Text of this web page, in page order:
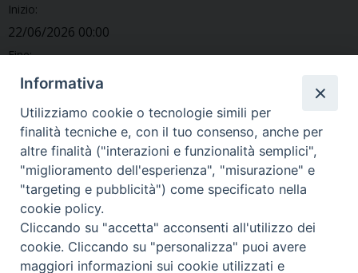
Inizio:
22/06/2026 00:00
Fine:
28/06/2026 00:00
Diario dell'arcivescovo
Settimana dal 15 al 21
giugno 2026
Settimana dal 29 giugno al 5
luglio 2026
Informativa
Utilizziamo cookie o tecnologie simili per
finalità tecniche e, con il tuo consenso, anche per
altre finalità ("interazioni e funzionalità semplici",
"miglioramento dell'esperienza", "misurazione" e
"targeting e pubblicità") come specificato nella
cookie policy.
Cliccando su "accetta" acconsenti all'utilizzo dei
cookie. Cliccando su "personalizza" puoi avere
maggiori informazioni sui cookie utilizzati e